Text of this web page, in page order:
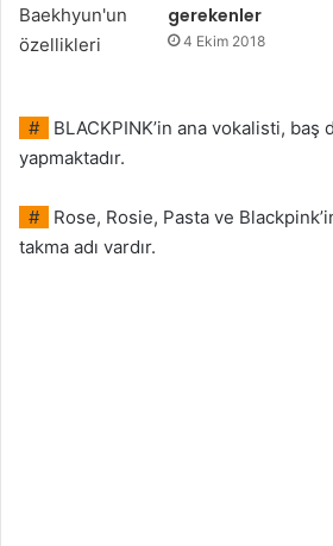
gerekenler
4 Ekim 2018
#
BLACKPINK’in ana vokalisti, baş
yapmaktadır.
#
Rose, Rosie, Pasta ve
takma adı vardır.